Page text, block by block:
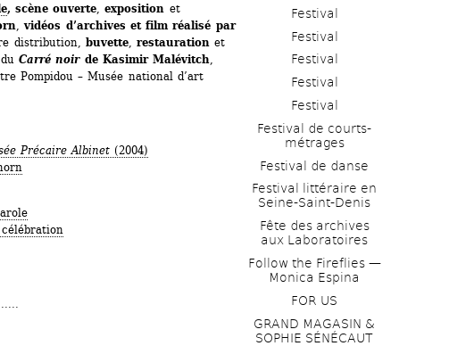
, scène ouverte , exposition et
, vidéos d’archives et film réalisé par
distribution, buvette, restauration et
du Carré noir de Kasimir Malévitch
Pompidou – Musée national d’art
Précaire Albinet (2004)
Festival
Festival
Festival
Festival
Festival
Festival de courts-
métrages
Festival de danse
Festival littéraire en
Seine-Saint-Denis
Fête des archives
aux Laboratoires
Follow the Fireflies —
Monica Espina
FOR US
GRAND MAGASIN &
SOPHIE SÉNÉCAUT